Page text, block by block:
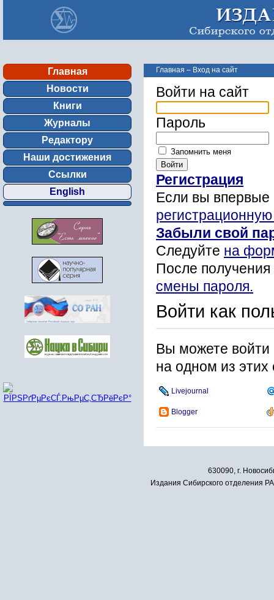
Главная
Новости
Книги
Журналы
Редактору
Наши достижения
Ссылки
English
Главная – Вход на сайт
Войти на сайт
Пароль
Запомнить меня
Регистрация
Если вы впервые
Забыли свой
Следуйте на
После
смены пароля.
Войти как
Вы можете войти
на одном из этих
Livejournal
Blogger
630090, г.
Издания Сибирского отделения